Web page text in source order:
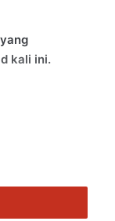
kali ini.